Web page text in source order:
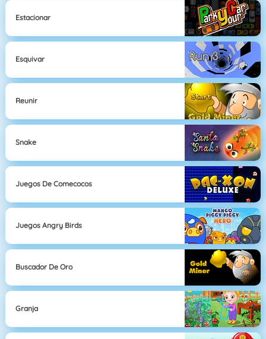
Estacionar
Esquivar
Reunir
Snake
Juegos De Comecocos
Juegos Angry Birds
Buscador De Oro
Granja